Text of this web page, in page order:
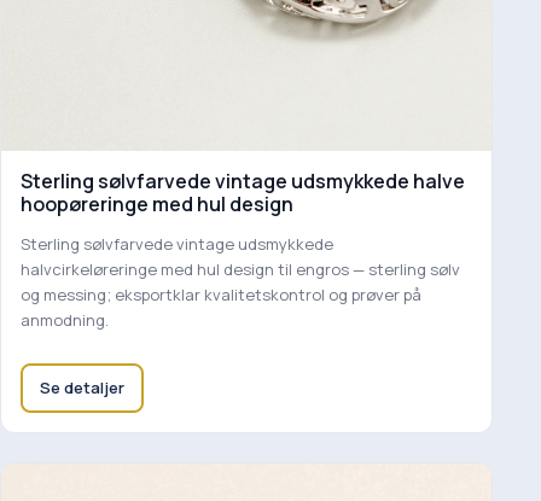
Sterling sølvfarvede vintage udsmykkede halve
hoopøreringe med hul design
Sterling sølvfarvede vintage udsmykkede
halvcirkeløreringe med hul design til engros — sterling sølv
og messing; eksportklar kvalitetskontrol og prøver på
anmodning.
Se detaljer